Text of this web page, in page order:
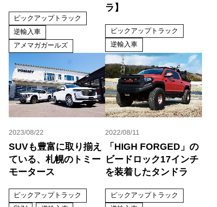
ピックアップトラック
逆輸入車
アメマガガールズ
ラ】
ピックアップトラック
逆輸入車
2023/08/22
SUVも豊富に取り揃え
ている、札幌のトミー
モータース
ピックアップトラック
2022/08/11
「HIGH FORGED」の
ビードロック17インチ
を装着したタンドラ
ピックアップトラック